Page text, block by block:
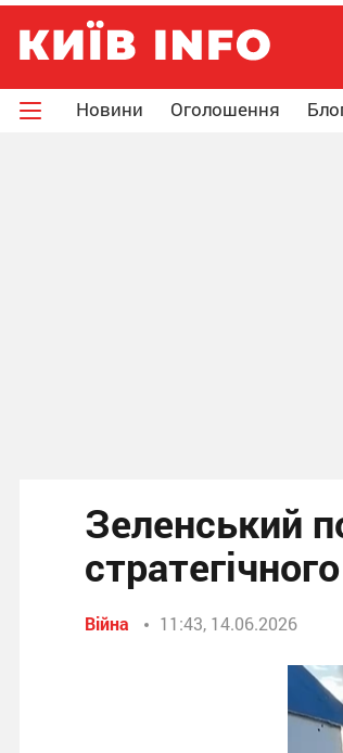
Новини Оголошення
Зеленський
Війна 11:43, 14.06.2026